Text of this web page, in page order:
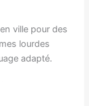
ville pour des
lourdes
adapté.